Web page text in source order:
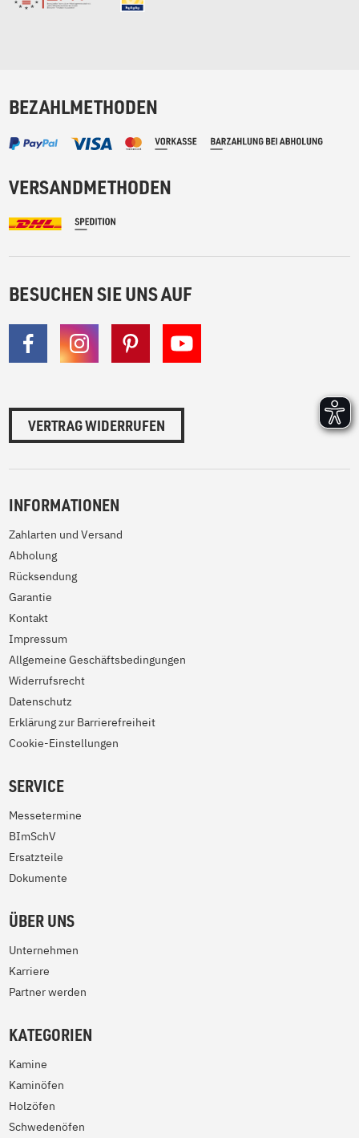
BEZAHLMETHODEN
VERSANDMETHODEN
BESUCHEN SIE UNS AUF
VERTRAG WIDERRUFEN
INFORMATIONEN
Zahlarten und Versand
Abholung
Rücksendung
Garantie
Kontakt
Impressum
Allgemeine Geschäftsbedingungen
Widerrufsrecht
Datenschutz
Erklärung zur Barrierefreiheit
Cookie-Einstellungen
SERVICE
Messetermine
BImSchV
Ersatzteile
Dokumente
ÜBER UNS
Unternehmen
Karriere
Partner werden
KATEGORIEN
Kamine
Kaminöfen
Holzöfen
Schwedenöfen